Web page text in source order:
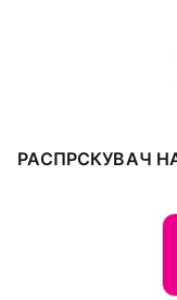
РАСПРСКУВАЧ